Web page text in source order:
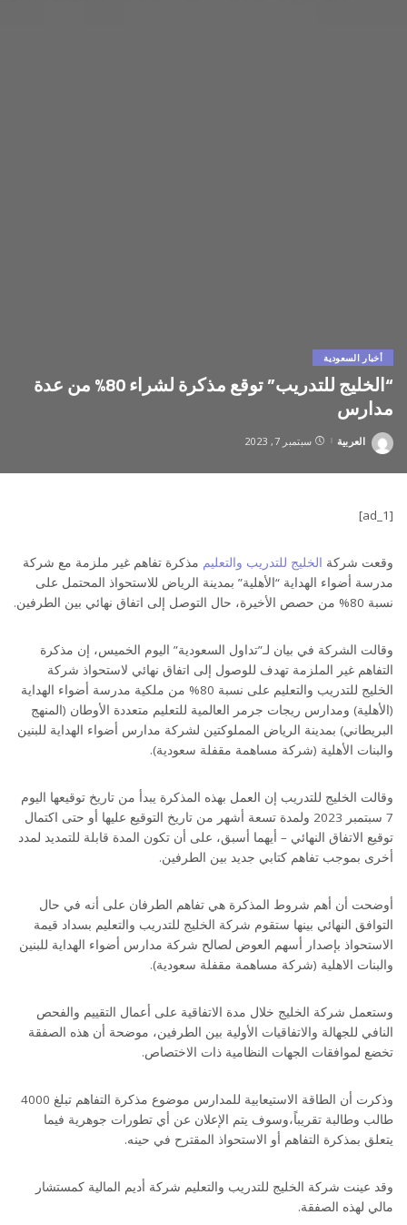
أخبار السعودية
“الخليج للتدريب” توقع مذكرة لشراء 80% من عدة
مدارس
Posted
العربية سبتمبر 7, 2023
[ad_1]
وقعت شركة الخليج للتدريب والتعليم مذكرة تفاهم غير ملزمة مع شركة
مدرسة أضواء الهداية “الأهلية” بمدينة الرياض للاستحواذ المحتمل على
نسبة 80% من حصص الأخيرة، حال التوصل إلى اتفاق نهائي بين الطرفين.
وقالت الشركة في بيان لـ”تداول السعودية” اليوم الخميس، إن مذكرة
التفاهم غير الملزمة تهدف للوصول إلى اتفاق نهائي لاستحواذ شركة
الخليج للتدريب والتعليم على نسبة 80% من ملكية مدرسة أضواء الهداية
(الأهلية) ومدارس ريجات جرمر العالمية للتعليم متعددة الأوطان (المنهج
البريطاني) بمدينة الرياض المملوكتين لشركة مدارس أضواء الهداية للبنين
والبنات الأهلية (شركة مساهمة مقفلة سعودية).
وقالت الخليج للتدريب إن العمل بهذه المذكرة يبدأ من تاريخ توقيعها اليوم
7 سبتمبر 2023 ولمدة تسعة أشهر من تاريخ التوقيع عليها أو حتى اكتمال
توقيع الاتفاق النهائي – أيهما أسبق، على أن تكون المدة قابلة للتمديد لمدد
أخرى بموجب تفاهم كتابي جديد بين الطرفين.
أوضحت أن أهم شروط المذكرة هي تفاهم الطرفان على أنه في حال
التوافق النهائي بينها ستقوم شركة الخليج للتدريب والتعليم بسداد قيمة
الاستحواذ بإصدار أسهم العوض لصالح شركة مدارس أضواء الهداية للبنين
والبنات الاهلية (شركة مساهمة مقفلة سعودية).
وستعمل شركة الخليج خلال مدة الاتفاقية على أعمال التقييم والفحص
النافي للجهالة والاتفاقيات الأولية بين الطرفين، موضحة أن هذه الصفقة
تخضع لموافقات الجهات النظامية ذات الاختصاص.
وذكرت أن الطاقة الاستيعابية للمدارس موضوع مذكرة التفاهم تبلغ 4000
طالب وطالبة تقريباً،وسوف يتم الإعلان عن أي تطورات جوهرية فيما
يتعلق بمذكرة التفاهم أو الاستحواذ المقترح في حينه.
وقد عينت شركة الخليج للتدريب والتعليم شركة أديم المالية كمستشار
مالي لهذه الصفقة.